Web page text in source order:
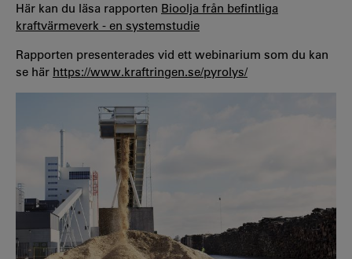
Här kan du läsa rapporten Bioolja från befintliga
kraftvärmeverk - en systemstudie
Rapporten presenterades vid ett webinarium som du kan
se här https://www.kraftringen.se/pyrolys/